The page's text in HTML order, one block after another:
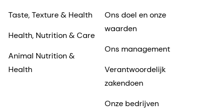
Taste, Texture & Health
Health, Nutrition & Care
Animal Nutrition &
Health
Ons doel en onze
waarden
Ons management
Verantwoordelijk
zakendoen
Onze bedrijven